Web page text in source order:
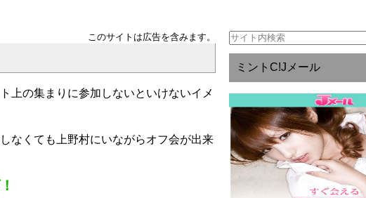
このサイトは広告を含みます。
上の集まりに参加しないといけないイメ
なくても上野村にいながらオフ会が出来
ミントC!Jメール